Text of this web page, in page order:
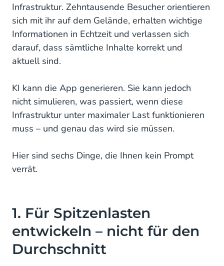
4. Zuverlässigkeit ist die Grundlage von Vertrauen
5. Die Oberfläche sehen Besucher. Die
Integrationen erleben sie.
6. Hervorragende Event-Apps werden betrieben –
Eine Festival-App ist längst mehr als nur eine App
Jeder kann bauen. Nur wenige können liefern.
Infrastruktur. Zehntausende Besucher orientieren
sich mit ihr auf dem Gelände, erhalten wichtige
Informationen in Echtzeit und verlassen sich
darauf, dass sämtliche Inhalte korrekt und
aktuell sind.
KI kann die App generieren. Sie kann jedoch
nicht simulieren, was passiert, wenn diese
Infrastruktur unter maximaler Last funktionieren
muss – und genau das wird sie müssen.
Hier sind sechs Dinge, die Ihnen kein Prompt
verrät.
1. Für Spitzenlasten
entwickeln – nicht für den
Durchschnitt